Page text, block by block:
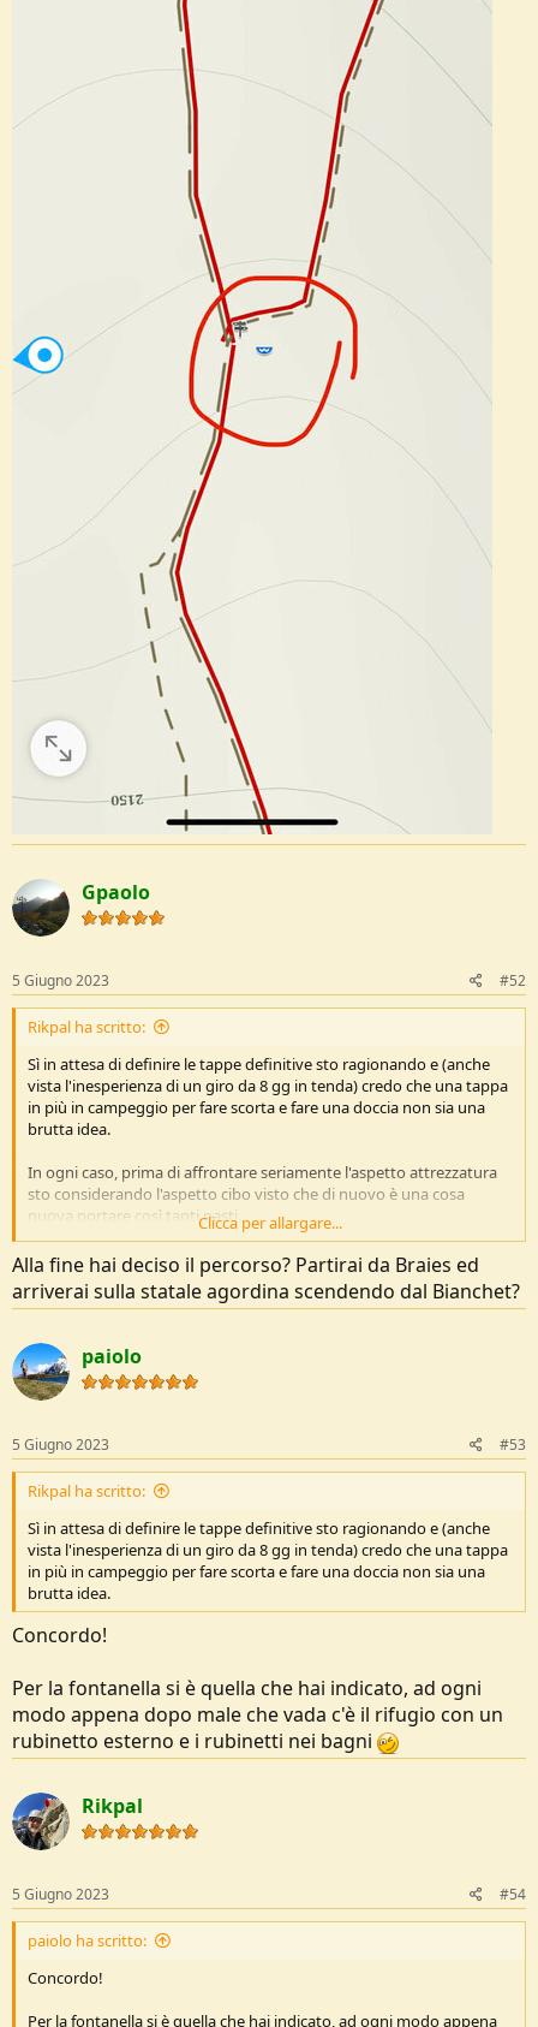
Gpaolo
5 Giugno 2023 #52
Rikpal ha scritto:
Sì in attesa di definire le tappe definitive sto ragionando e (anche
vista l'inesperienza di un giro da 8 gg in tenda) credo che una tappa
in più in campeggio per fare scorta e fare una doccia non sia una
brutta idea.
In ogni caso, prima di affrontare seriamente l'aspetto attrezzatura
sto considerando l'aspetto cibo visto che di nuovo è una cosa
nuova portare così tanti pasti...
Cambiando un attimo discorso@paiololeggo in un'altra
discussione questa tua:
Come trovi le fontanelle su Mapy (niubbo anche lì sono...)
EDIT: forse ho capito:
Clicca per allargare...
Alla fine hai deciso il percorso? Partirai da Braies ed
arriverai sulla statale agordina scendendo dal Bianchet?
paiolo
5 Giugno 2023 #53
Rikpal ha scritto:
Sì in attesa di definire le tappe definitive sto ragionando e (anche
vista l'inesperienza di un giro da 8 gg in tenda) credo che una tappa
in più in campeggio per fare scorta e fare una doccia non sia una
brutta idea.
Concordo!
Per la fontanella si è quella che hai indicato, ad ogni
modo appena dopo male che vada c'è il rifugio con un
rubinetto esterno e i rubinetti nei bagni
Rikpal
5 Giugno 2023 #54
paiolo ha scritto:
Concordo!
Per la fontanella si è quella che hai indicato, ad ogni modo appena